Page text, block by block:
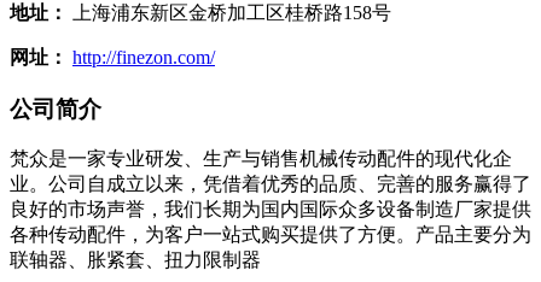
地址： 上海浦东新区金桥加工区桂桥路158号
网址： http://finezon.com/
公司简介
梵众是一家专业研发、生产与销售机械传动配件的现代化企
业。公司自成立以来，凭借着优秀的品质、完善的服务赢得了
良好的市场声誉，我们长期为国内国际众多设备制造厂家提供
各种传动配件，为客户一站式购买提供了方便。产品主要分为
联轴器、胀紧套、扭力限制器